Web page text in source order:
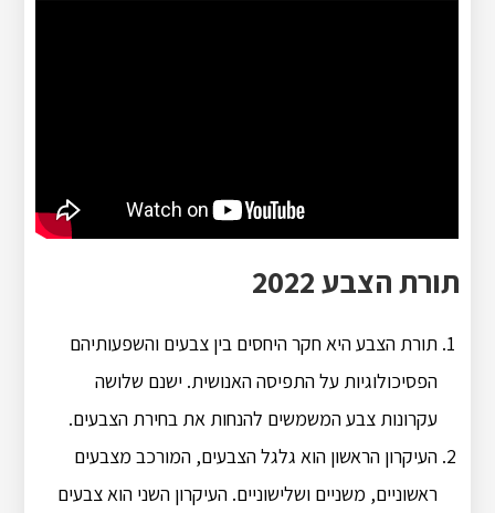
תורת הצבע 2022
תורת הצבע היא חקר היחסים בין צבעים והשפעותיהם
הפסיכולוגיות על התפיסה האנושית. ישנם שלושה
עקרונות צבע המשמשים להנחות את בחירת הצבעים.
העיקרון הראשון הוא גלגל הצבעים, המורכב מצבעים
ראשוניים, משניים ושלישוניים. העיקרון השני הוא צבעים